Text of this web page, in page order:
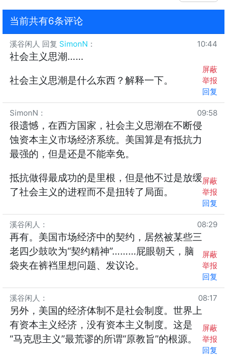
当前共有6条评论
溪谷闲人 回复 SimonN ： 10:44
社会主义思潮……
社会主义思潮是什么东西？解释一下。
屏蔽
举报
回复
SimonN ： 09:58
很遗憾，在西方国家，社会主义思潮在不断侵
蚀资本主义市场经济系统。美国算是有抵抗力
最强的，但是还是不能幸免。
抵抗做得最成功的是里根，但是他不过是放缓
了社会主义的进程而不是扭转了局面。
屏蔽
举报
回复
溪谷闲人 ： 08:29
再有。美国市场经济中的契约，居然被某些三
老四少鼓吹为“契约精神”………屁眼朝天，脑
袋夹在裤裆里想问题、发议论。
屏蔽
举报
回复
溪谷闲人 ： 08:17
另外，美国的经济体制不是社会制度。世界上
有资本主义经济，没有资本主义制度。这是
“马克思主义”最荒谬的所谓“原教旨”的根源。
屏蔽
举报
回复